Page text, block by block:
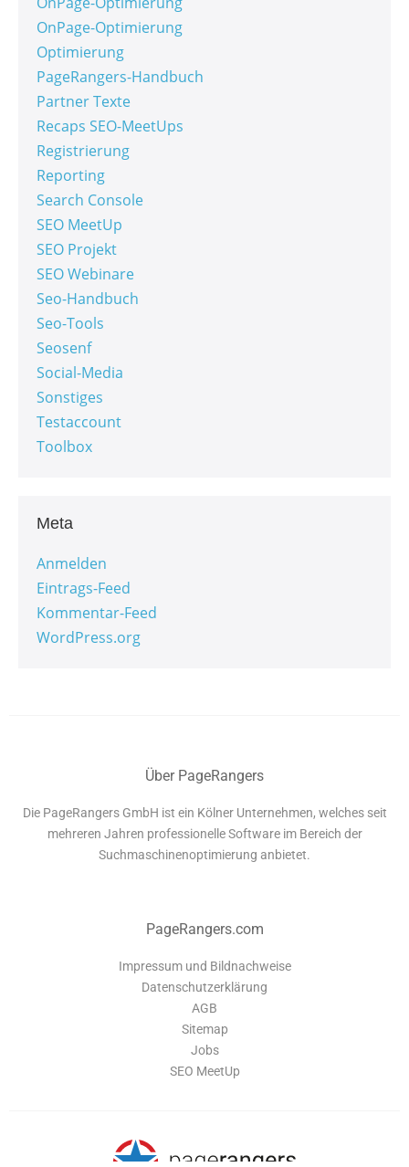
OnPage-Optimierung
Optimierung
PageRangers-Handbuch
Partner Texte
Recaps SEO-MeetUps
Registrierung
Reporting
Search Console
SEO MeetUp
SEO Projekt
SEO Webinare
Seo-Handbuch
Seo-Tools
Seosenf
Social-Media
Sonstiges
Testaccount
Toolbox
Meta
Anmelden
Eintrags-Feed
Kommentar-Feed
WordPress.org
Über PageRangers
Die PageRangers GmbH ist ein Kölner Unternehmen, welches seit
mehreren Jahren professionelle Software im Bereich der
Suchmaschinenoptimierung anbietet.
PageRangers.com
Impressum und Bildnachweise
Datenschutzerklärung
AGB
Sitemap
Jobs
SEO MeetUp